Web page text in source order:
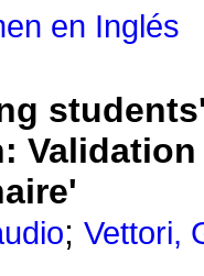
en Inglés
; Vettori,